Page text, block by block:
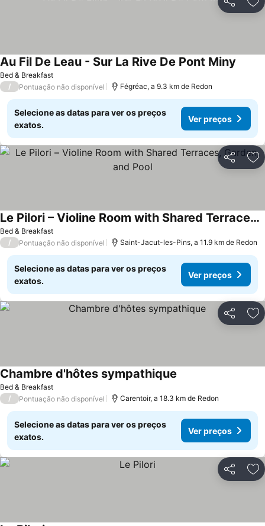
Partilhar
Bed & Breakfast
Au Fil De Leau - Sur La Rive De Pont Miny
/ Pontuação não disponível Fégréac, a 9.3 km de Redon
Selecione as datas para ver os preços
exatos.
Ver preços
Partilhar
Bed & Breakfast
Le Pilori – Violine Room with Shared Terraces, Garden, and Pool
/ Pontuação não disponível Saint-Jacut-les-Pins, a 11.9 km de Redon
Selecione as datas para ver os preços
exatos.
Ver preços
Partilhar
Bed & Breakfast
Chambre d'hôtes sympathique
/ Pontuação não disponível Carentoir, a 18.3 km de Redon
Selecione as datas para ver os preços
exatos.
Ver preços
Partilhar